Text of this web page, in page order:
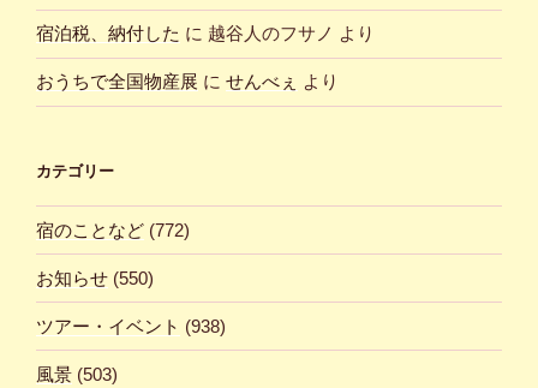
宿泊税、納付した に 越谷人のフサノ より
おうちで全国物産展 に せんべぇ より
カテゴリー
宿のことなど (772)
お知らせ (550)
ツアー・イベント (938)
風景 (503)